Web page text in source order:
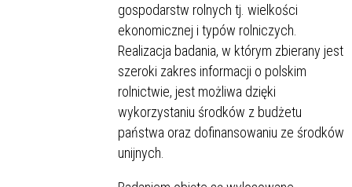
gospodarstw rolnych tj. wielkości
ekonomicznej i typów rolniczych.
Realizacja badania, w którym zbierany jest
szeroki zakres informacji o polskim
rolnictwie, jest możliwa dzięki
wykorzystaniu środków z budżetu
państwa oraz dofinansowaniu ze środków
unijnych.